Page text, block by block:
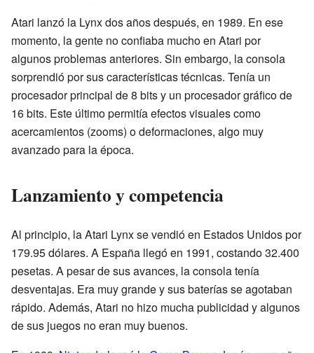
Atari lanzó la Lynx dos años después, en 1989. En ese
momento, la gente no confiaba mucho en Atari por
algunos problemas anteriores. Sin embargo, la consola
sorprendió por sus características técnicas. Tenía un
procesador principal de 8 bits y un procesador gráfico de
16 bits. Este último permitía efectos visuales como
acercamientos (zooms) o deformaciones, algo muy
avanzado para la época.
Lanzamiento y competencia
Al principio, la Atari Lynx se vendió en Estados Unidos por
179.95 dólares. A España llegó en 1991, costando 32.400
pesetas. A pesar de sus avances, la consola tenía
desventajas. Era muy grande y sus baterías se agotaban
rápido. Además, Atari no hizo mucha publicidad y algunos
de sus juegos no eran muy buenos.